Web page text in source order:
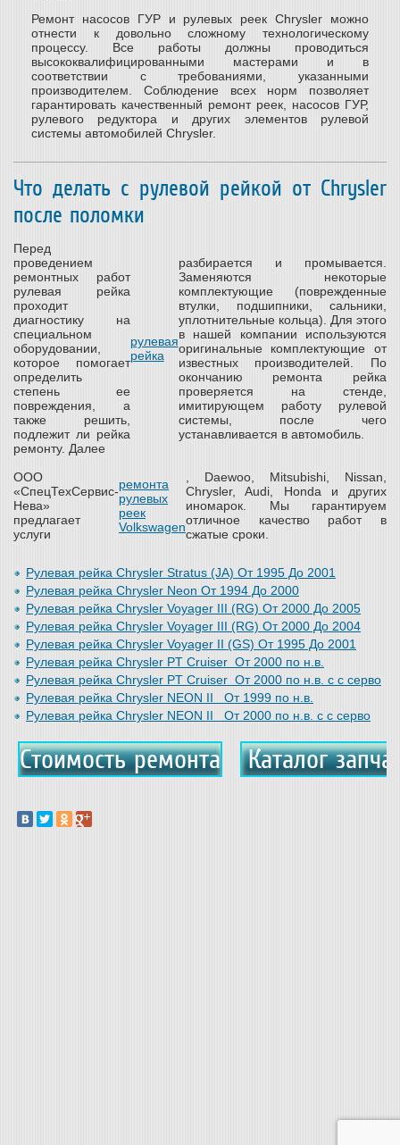
Ремонт насосов ГУР и рулевых реек Chrysler можно
отнести к довольно сложному технологическому
процессу. Все работы должны проводиться
высококвалифицированными мастерами и в
соответствии с требованиями, указанными
производителем. Соблюдение всех норм позволяет
гарантировать качественный ремонт реек, насосов ГУР,
рулевого редуктора и других элементов рулевой
системы автомобилей Chrysler.
Что делать с рулевой рейкой от Chrysler
после поломки
Перед
проведением
ремонтных работ
рулевая рейка
проходит
диагностику на
специальном
оборудовании,
которое помогает
определить
степень ее
повреждения, а
также решить,
подлежит ли рейка
ремонту. Далее
рулевая
рейка
разбирается и промывается.
Заменяются некоторые
комплектующие (поврежденные
втулки, подшипники, сальники,
уплотнительные кольца). Для этого
в нашей компании используются
оригинальные комплектующие от
известных производителей. По
окончанию ремонта рейка
проверяется на стенде,
имитирующем работу рулевой
системы, после чего
устанавливается в автомобиль.
ООО
«СпецТехСервис-
Нева»
предлагает
услуги
ремонта
рулевых
реек
Volkswagen
, Daewoo, Mitsubishi, Nissan,
Chrysler, Audi, Honda и других
иномарок. Мы гарантируем
отличное качество работ в
сжатые сроки.
Рулевая рейка Chrysler Stratus (JA) От 1995 До 2001
Рулевая рейка Chrysler Neon От 1994 До 2000
Рулевая рейка Chrysler Voyager III (RG) От 2000 До 2005
Рулевая рейка Chrysler Voyager III (RG) От 2000 До 2004
Рулевая рейка Chrysler Voyager II (GS) От 1995 До 2001
Рулевая рейка Chrysler PT Cruiser От 2000 по н.в.
Рулевая рейка Chrysler PT Cruiser От 2000 по н.в. с с серво
Рулевая рейка Chrysler NEON II От 1999 по н.в.
Рулевая рейка Chrysler NEON II От 2000 по н.в. с с серво
Стоимость ремонта Каталог